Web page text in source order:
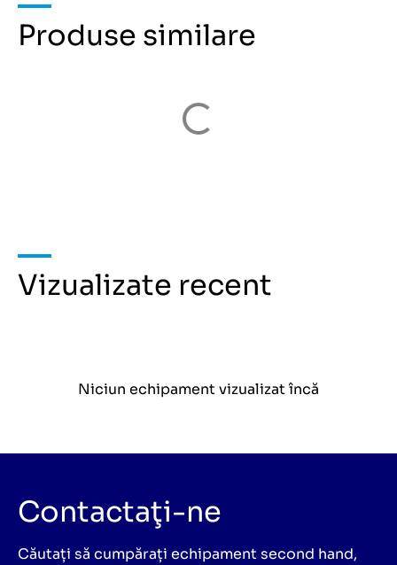
Produse similare
Vizualizate recent
Niciun echipament vizualizat încă
Contactaţi-ne
Căutați să cumpărați echipament second hand,